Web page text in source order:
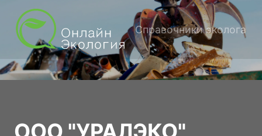
Справочники эколога